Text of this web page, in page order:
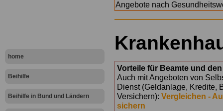
home
Beihilfe
Beihilfe in Bund und Ländern
Angebote nach
Vorteile für Beamte und
Auch mit Angeboten von
Dienst (Geldanlage, Kredite,
Versichern): Vergleichen -
sichern